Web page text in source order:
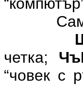
четка;
“човек с